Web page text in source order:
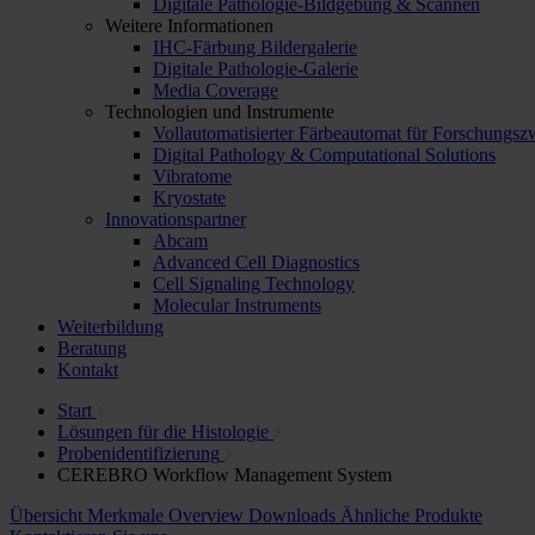
Digitale Pathologie-Bildgebung & Scannen
Weitere Informationen
IHC-Färbung Bildergalerie
Digitale Pathologie-Galerie
Media Coverage
Technologien und Instrumente
Vollautomatisierter Färbeautomat für
Digital Pathology & Computational Solutions
Vibratome
Kryostate
Innovationspartner
Abcam
Advanced Cell Diagnostics
Cell Signaling Technology
Molecular Instruments
Weiterbildung
Beratung
Kontakt
Start
Lösungen für die Histologie
Probenidentifizierung
CEREBRO Workflow Management System
Übersicht Merkmale Overview Downloads Ähnliche Produkte